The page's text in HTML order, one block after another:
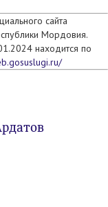
сайта
Мордовия.
находится по